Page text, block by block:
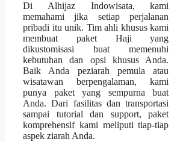
Di Alhijaz Indowisata, kami
memahami jika setiap perjalanan
pribadi itu unik. Tim ahli khusus kami
membuat paket Haji yang
dikustomisasi buat memenuhi
kebutuhan dan opsi khusus Anda.
Baik Anda peziarah pemula atau
wisatawan berpengalaman, kami
punya paket yang sempurna buat
Anda. Dari fasilitas dan transportasi
sampai tutorial dan support, paket
komprehensif kami meliputi tiap-tiap
aspek ziarah Anda.